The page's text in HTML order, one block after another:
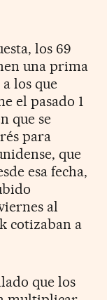
los 69
una prima
los que
el pasado 1
que se
para
que
esa fecha,
al
cotizaban a
que los